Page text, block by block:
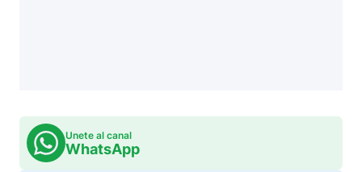
Unete al canal
WhatsApp